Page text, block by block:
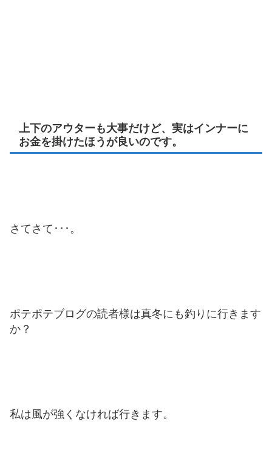
上下のアウターも大事だけど、実はインナーに
お金を掛けたほうが良いのです。
さてさて･･･。
ポテポテブログの読者様は真冬にも釣りに行きます
か？
私は風が強くなければ行きます。